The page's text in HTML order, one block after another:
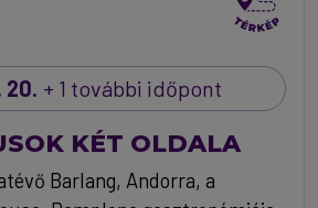
20. + 1 további időpont
KÉT OLDALA
Barlang, Andorra, a